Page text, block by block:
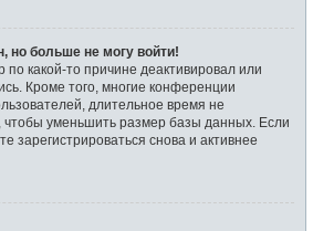
но больше не могу войти!
какой-то причине деактивировал или
Кроме того, многие конференции
длительное время не
уменьшить размер базы данных. Если
зарегистрироваться снова и активнее